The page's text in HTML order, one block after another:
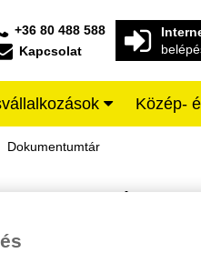
+36 80 488 588
Kapcsolat
Közép-
BANK
Dokumentumtár